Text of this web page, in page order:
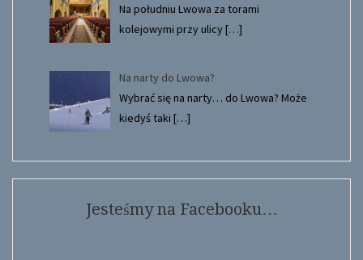
Na południu Lwowa za torami
kolejowymi przy ulicy[…]
Na narty do Lwowa?
Wybrać się na narty… do Lwowa? Może
kiedyś taki […]
Jesteśmy na Facebooku…